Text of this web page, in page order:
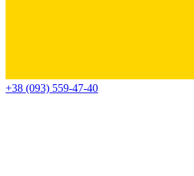
+38 (093) 559-47-40